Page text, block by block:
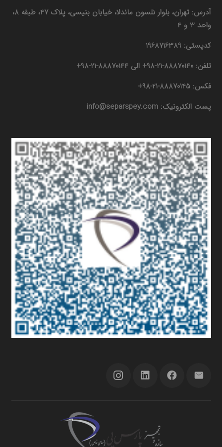
آدرس: تهران، بلوار نلسون ماندلا، خیابان بنیسی، پلاک 47، طبقه 8،
واحد 3 و 4
کدپستی: 1968716389
تلفن: 88870140-21-98+ الی 88870144-21-98+
فکس: 88870145-21-98+
پست الکترونیک: info@separspey.com